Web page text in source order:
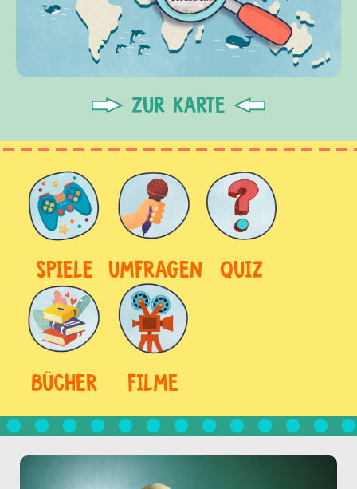
ZUR KARTE
SPIELE UMFRAGEN QUIZ
BÜCHER FILME